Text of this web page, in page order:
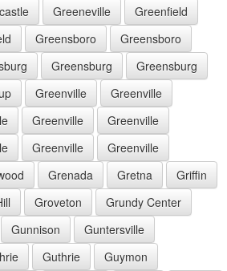
Greeneville
Greenfield
Greensboro
Greensboro
Greensburg
Greensburg
Greenville
Greenville
Greenville
Greenville
Greenville
Greenville
Grenada Gretna
Griffin
Groveton
Grundy Center
Gunnison
Guntersville
Guthrie
Guymon